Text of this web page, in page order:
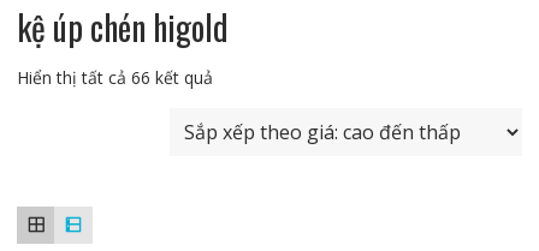
kệ úp chén higold
Hiển thị tất cả 66 kết quảĐã
xếp